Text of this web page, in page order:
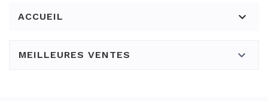
ACCUEIL 
MEILLEURES VENTES 